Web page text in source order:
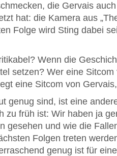
die Gervais
hat: die Kamera aus
Folge wird Sting dabei
Wenn die
setzen? Wer eine
eine Sitcom von
genug sind, ist eine
zu früh ist: Wir haben ja
gesehen und wie die
Folgen treten
genug ist für